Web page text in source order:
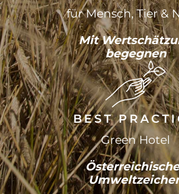
für Mensch, Tier &
Mit
begegnen
BEST
Green Hotel